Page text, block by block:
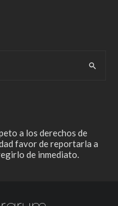
a los derechos de
favor de reportarla a
de inmediato.